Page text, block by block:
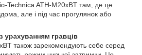
Technica ATH-M20xBT там, де це
але і під час прогулянок або
урахуванням гравців
також зарекомендують себе серед